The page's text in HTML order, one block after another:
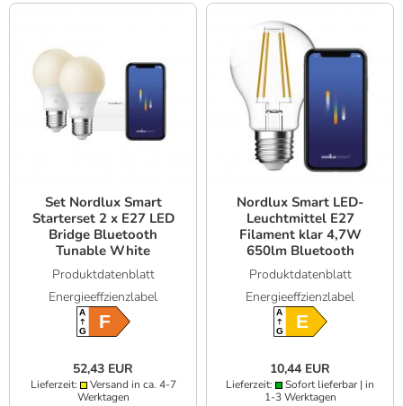
Set Nordlux Smart
Starterset 2 x E27 LED
Bridge Bluetooth
Tunable White
Produktdatenblatt
Energieeffzienzlabel
A
GF
52,43 EUR
Lieferzeit:
Versand in ca. 4-7
Werktagen
Nordlux Smart LED-
Leuchtmittel E27
Filament klar 4,7W
650lm Bluetooth
Tunable White
Produktdatenblatt
Energieeffzienzlabel
A
GE
10,44 EUR
Lieferzeit:
Sofort lieferbar | in
1-3 Werktagen